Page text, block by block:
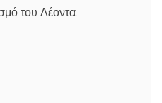
του Λέοντα.